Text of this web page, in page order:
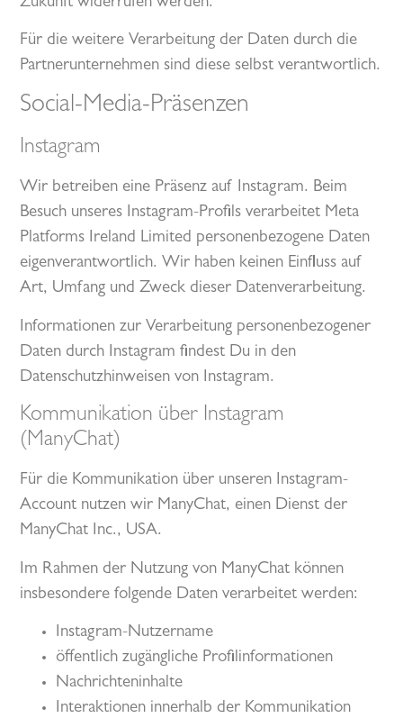
Für die weitere Verarbeitung der Daten durch die
Partnerunternehmen sind diese selbst verantwortlich.
Social-Media-Präsenzen
Instagram
Wir betreiben eine Präsenz auf Instagram. Beim
Besuch unseres Instagram-Profils verarbeitet Meta
Platforms Ireland Limited personenbezogene Daten
eigenverantwortlich. Wir haben keinen Einfluss auf
Art, Umfang und Zweck dieser Datenverarbeitung.
Informationen zur Verarbeitung personenbezogener
Daten durch Instagram findest Du in den
Datenschutzhinweisen von Instagram.
Kommunikation über Instagram
(ManyChat)
Für die Kommunikation über unseren Instagram-
Account nutzen wir ManyChat, einen Dienst der
ManyChat Inc., USA.
Im Rahmen der Nutzung von ManyChat können
insbesondere folgende Daten verarbeitet werden:
Instagram-Nutzername
öffentlich zugängliche Profilinformationen
Nachrichteninhalte
Interaktionen innerhalb der Kommunikation